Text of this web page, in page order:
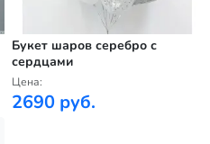
Букет шаров серебро с
сердцами
Цена:
2690 руб.